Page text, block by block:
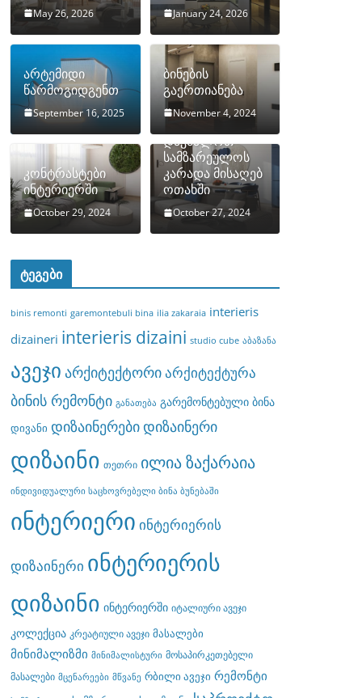
May 26, 2026 January 24, 2026
არტემიდი
წარმოგიდგენთ
September 16, 2025
ბინების
გაერთიანება
November 4, 2024
კონტრასტები
ინტერიერში
October 29, 2024
როგორ
დავმალოთ
სამზარეულოს
კარადა მისაღებ
ოთახში
October 27, 2024
ტეგები
binis remonti garemontebuli bina ilia zakaraia interieris
dizaineri interieris dizaini studio cube აბაზანა
ავეჯი არქიტექტორიარქიტექტურა
ბინის რემონტი განათება გარემონტებული ბინა
დივანი დიზაინერებიდიზაინერი
დიზაინი თეთრი ილია ზაქარაია
ინდივიდუალური საცხოვრებელი ბინა ბუნებაში
ინტერიერი ინტერიერის
დიზაინერი ინტერიერის
დიზაინი ინტერიერში იტალიური ავეჯი
კოლექცია კრეატიული ავეჯი მასალები
მინიმალიზმი მინიმალისტური მოსაპირკეთებელი
მასალები მცენარეები მწვანე რბილი ავეჯი რემონტი